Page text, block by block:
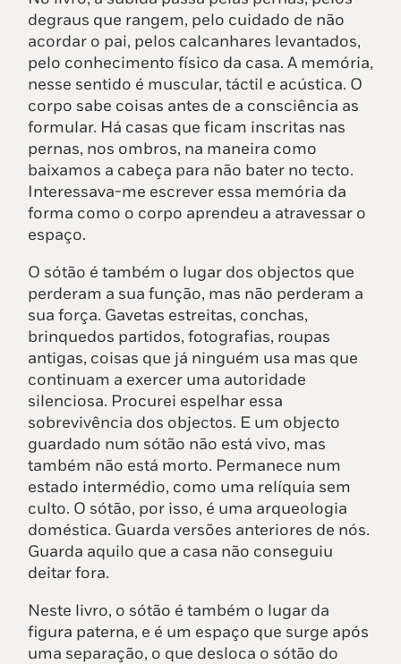
degraus que rangem, pelo cuidado de não
acordar o pai, pelos calcanhares levantados,
pelo conhecimento físico da casa. A memória,
nesse sentido é muscular, táctil e acústica. O
corpo sabe coisas antes de a consciência as
formular. Há casas que ficam inscritas nas
pernas, nos ombros, na maneira como
baixamos a cabeça para não bater no tecto.
Interessava-me escrever essa memória da
forma como o corpo aprendeu a atravessar o
espaço.
O sótão é também o lugar dos objectos que
perderam a sua função, mas não perderam a
sua força. Gavetas estreitas, conchas,
brinquedos partidos, fotografias, roupas
antigas, coisas que já ninguém usa mas que
continuam a exercer uma autoridade
silenciosa. Procurei espelhar essa
sobrevivência dos objectos. E um objecto
guardado num sótão não está vivo, mas
também não está morto. Permanece num
estado intermédio, como uma relíquia sem
culto. O sótão, por isso, é uma arqueologia
doméstica. Guarda versões anteriores de nós.
Guarda aquilo que a casa não conseguiu
deitar fora.
Neste livro, o sótão é também o lugar da
figura paterna, e é um espaço que surge após
uma separação, o que desloca o sótão do